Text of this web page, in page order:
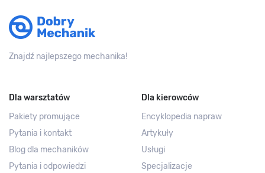
Znajdź najlepszego mechanika!
Dla warsztatów
Pakiety promujące
Pytania i kontakt
Blog dla mechaników
Pytania i odpowiedzi
Dla kierowców
Encyklopedia napraw
Artykuły
Usługi
Specjalizacje